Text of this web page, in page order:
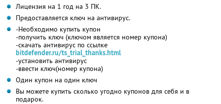
Лицензия на 1 год на 3 ПК.
Предоставляется ключ на антивирус.
-Необходимо купить купон
-получить ключ (ключом является номер купона)
-скачать антивирус по ссылке
bitdefender.ru/ts_trial_ thanks.html
-установить антивирус
-ввести ключ(номер купона)
Один купон на один ключ
Вы можете купить сколько угодно купонов для себя и в
подарок.